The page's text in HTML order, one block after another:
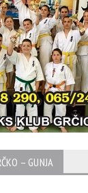
– GUNJA